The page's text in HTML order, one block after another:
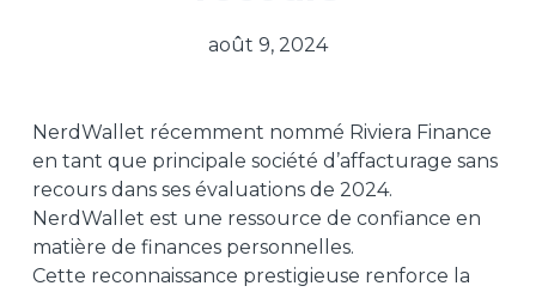
août 9, 2024
NerdWallet récemment nommé Riviera Finance
en tant que principale société d’affacturage sans
recours dans ses évaluations de 2024.
NerdWallet est une ressource de confiance en
matière de finances personnelles.
Cette reconnaissance prestigieuse renforce la